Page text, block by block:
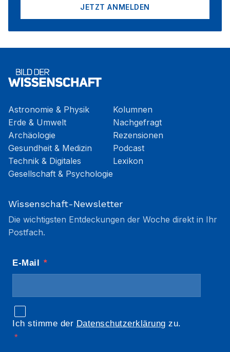
JETZT ANMELDEN
Astronomie & Physik
Erde & Umwelt
Archäologie
Gesundheit & Medizin
Technik & Digitales
Gesellschaft & Psychologie
Kolumnen
Nachgefragt
Rezensionen
Podcast
Lexikon
Wissenschaft-Newsletter
Die wichtigsten Entdeckungen der Woche direkt in Ihr
Postfach.